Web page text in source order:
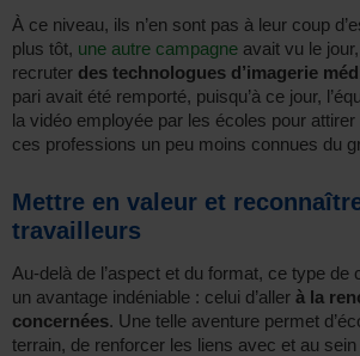
À ce niveau, ils n’en sont pas à leur coup
plus tôt, une autre campagne avait vu le
recruter des technologues d’imagerie
pari avait été remporté, puisqu’à ce jour,
la vidéo employée par les écoles pour
ces professions un peu moins connues du
Mettre en valeur et
travailleurs
Au-delà de l’aspect et du format, ce type de
un avantage indéniable : celui d’aller à la
concernées. Une telle aventure permet
terrain, de renforcer les liens avec et au sein